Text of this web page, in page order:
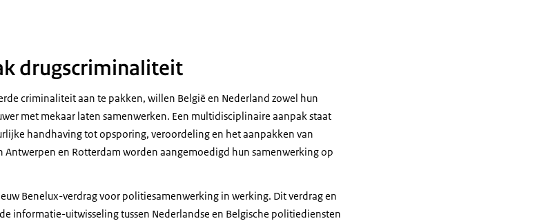
drugscriminaliteit
criminaliteit aan te pakken, willen België en Nederland zowel hun
met mekaar laten samenwerken. Een multidisciplinaire aanpak staat
handhaving tot opsporing, veroordeling en het aanpakken van
Antwerpen en Rotterdam worden aangemoedigd hun samenwerking op
Benelux-verdrag voor politiesamenwerking in werking. Dit verdrag en
informatie-uitwisseling tussen Nederlandse en Belgische politiediensten